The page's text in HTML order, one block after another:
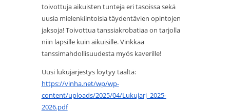
toivottuja aikuisten tunteja eri tasoissa sekä
uusia mielenkiintoisia täydentävien opintojen
jaksoja! Toivottua tanssiakrobatiaa on tarjolla
niin lapsille kuin aikuisille. Vinkkaa
tanssimahdollisuudesta myös kaverille!
Uusi lukujärjestys löytyy täältä:
https://vinha.net/wp/wp-
content/uploads/2025/04/Lukujarj_2025-
2026.pdf